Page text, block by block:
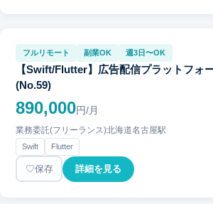
フルリモート 副業OK 週3日〜OK
【Swift/Flutter】広告配信プラットフォ
(No.59)
890,000円/月
業務委託(フリーランス)北海道名古屋駅
Swift Flutter
保存 詳細を見る